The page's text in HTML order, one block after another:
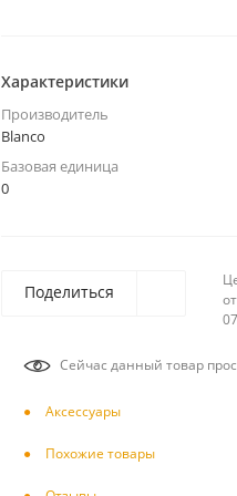
Характеристики
Производитель
Blanco
Базовая единица
0
Поделиться
Сейчас данный товар
Аксесcуары
Похожие товары